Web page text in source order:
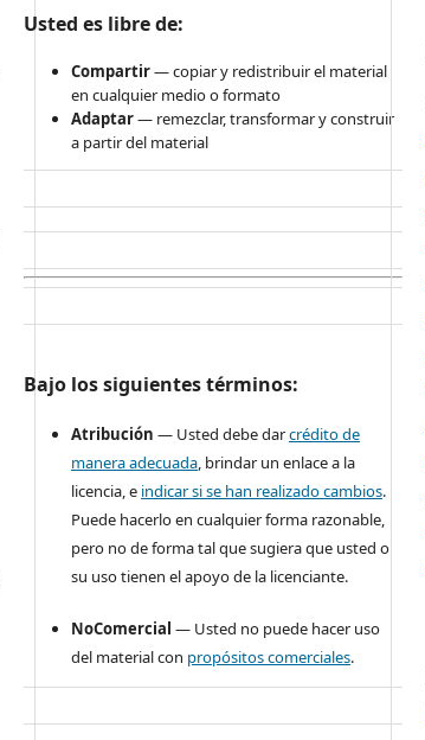
Usted es libre de:
Compartir— copiar y redistribuir el material
en cualquier medio o formato
Adaptar— remezclar, transformar y construir
a partir del material
Bajo los siguientes términos:
Atribución — Usted debe darcrédito de
manera adecuada, brindar un enlace a la
licencia, e indicar si se han realizado cambios.
Puede hacerlo en cualquier forma razonable,
pero no de forma tal que sugiera que usted o
su uso tienen el apoyo de la licenciante.
NoComercial — Usted no puede hacer uso
del material con propósitos comerciales.